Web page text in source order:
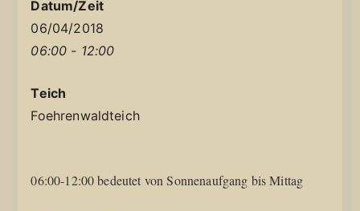
Datum/Zeit
06/04/2018
06:00 - 12:00
Teich
Foehrenwaldteich
06:00-12:00 bedeutet von Sonnenaufgang bis Mittag